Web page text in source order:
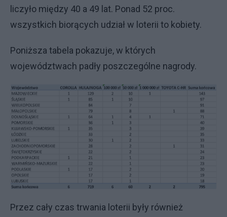
liczyło między 40 a 49 lat. Ponad 52 proc.
wszystkich biorących udział w loterii to kobiety.
Poniższa tabela pokazuje, w których
województwach padły poszczególne nagrody.
Przez cały czas trwania loterii były również